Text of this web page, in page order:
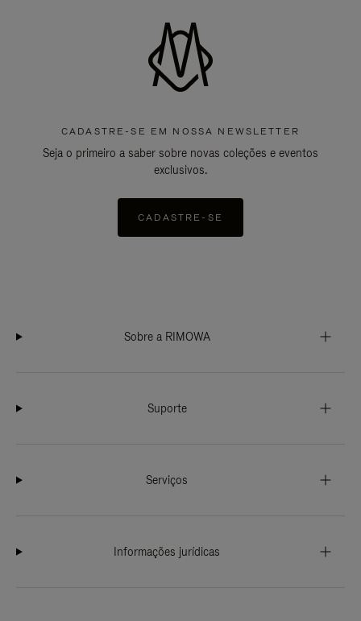
CADASTRE-SE EM NOSSA NEWSLETTER
Seja o primeiro a saber sobre novas coleções e eventos
exclusivos.
CADASTRE-SE
Sobre a RIMOWA
Suporte
Serviços
Informações jurídicas